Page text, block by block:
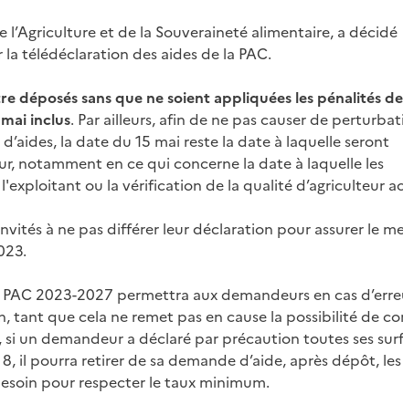
l’Agriculture et de la Souveraineté alimentaire, a décidé
télédéclaration des aides de la PAC.
déposéssans que ne soient appliquées les pénalités de
inclus. Par ailleurs, afin de ne pas causer de
la date du 15 mai reste la date à laquelle seront
notamment en ce qui concerne la date à laquelle les
ou la vérification de la qualité d’agriculteur
à ne pas différer leur déclaration pour assurer le
2023-2027 permettra aux demandeurs en cas
tant que cela ne remet pas en cause la possibilité de
un demandeur a déclaré par précaution toutes ses
il pourra retirer de sa demande d’aide, après dépôt, les
pour respecter le taux minimum.